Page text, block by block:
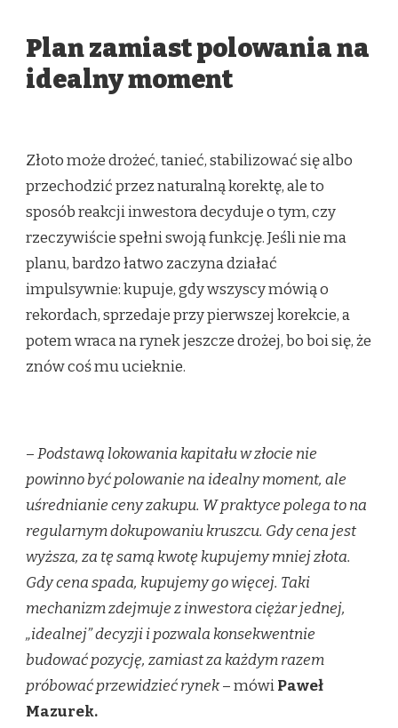
Plan zamiast polowania na
idealny moment
Złoto może drożeć, tanieć, stabilizować się albo
przechodzić przez naturalną korektę, ale to
sposób reakcji inwestora decyduje o tym, czy
rzeczywiście spełni swoją funkcję. Jeśli nie ma
planu, bardzo łatwo zaczyna działać
impulsywnie: kupuje, gdy wszyscy mówią o
rekordach, sprzedaje przy pierwszej korekcie, a
potem wraca na rynek jeszcze drożej, bo boi się, że
znów coś mu ucieknie.
–Podstawą lokowania kapitału w złocie nie
powinno być polowanie na idealny moment, ale
uśrednianie ceny zakupu. W praktyce polega to na
regularnym dokupowaniu kruszcu. Gdy cena jest
wyższa, za tę samą kwotę kupujemy mniej złota.
Gdy cena spada, kupujemy go więcej. Taki
mechanizm zdejmuje z inwestora ciężar jednej,
„idealnej” decyzji i pozwala konsekwentnie
budować pozycję, zamiast za każdym razem
próbować przewidzieć rynek– mówiPaweł
Mazurek.